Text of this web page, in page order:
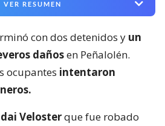
VER RESUMEN
con dos detenidos y un
dañosen Peñalolén.
ocupantes intentaron
Velosterque fue robado